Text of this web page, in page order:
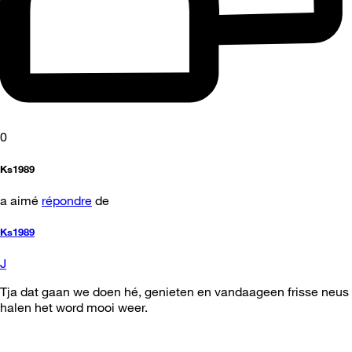
0
Ks1989
a aimé répondre de
Ks1989
J
Tja dat gaan we doen hé, genieten en vandaageen frisse neus
halen het word mooi weer.